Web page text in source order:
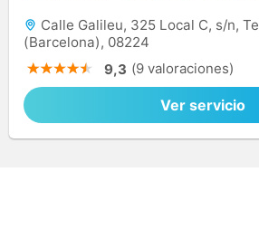
Calle Galileu, 325 Local C, s/n,
(Barcelona), 08224
9,3 (9 valoraciones)
Ver servicio